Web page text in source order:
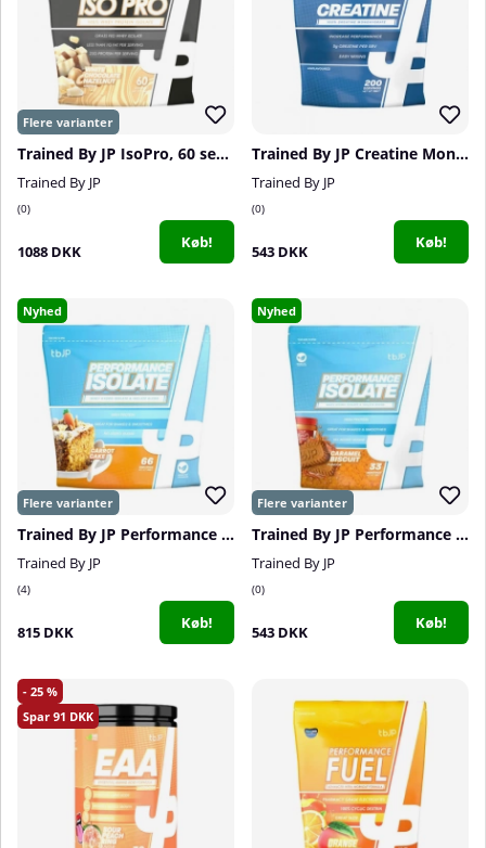
Trained By JP IsoPro, 60 serv.
Trained By JP
0
1088 DKK Køb!
Trained By JP Creatine Monohydrate, 1 kg
Trained By JP
0
543 DKK Køb!
Nyhed
Trained By JP Performance Isolate, 2 kg
Trained By JP
4
815 DKK Køb!
Nyhed
Trained By JP Performance Isolate, 1 kg
Trained By JP
0
543 DKK Køb!
25
91